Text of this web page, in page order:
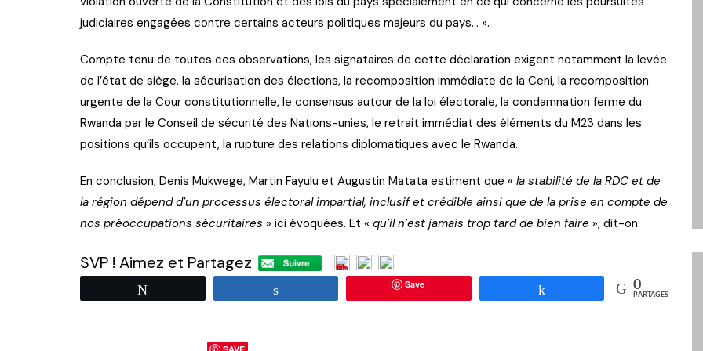
judiciaires engagées contre certains acteurs politiques majeurs du pays… ».
Compte tenu de toutes ces observations, les signataires de cette déclaration exigent notamment la levée
de l’état de siège, la sécurisation des élections, la recomposition immédiate de la Ceni, la recomposition
urgente de la Cour constitutionnelle, le consensus autour de la loi électorale, la condamnation ferme du
Rwanda par le Conseil de sécurité des Nations-unies, le retrait immédiat des éléments du M23 dans les
positions qu’ils occupent, la rupture des relations diplomatiques avec le Rwanda.
En conclusion, Denis Mukwege, Martin Fayulu et Augustin Matata estiment que « la stabilité de la RDC et de
la région dépend d’un processus électoral impartial, inclusif et crédible ainsi que de la prise en compte de
nos préoccupations sécuritaires » ici évoquées. Et « qu’il n’est jamais trop tard de bien faire », dit-on.
SVP ! Aimez et Partagez
Save 0
PARTAGES